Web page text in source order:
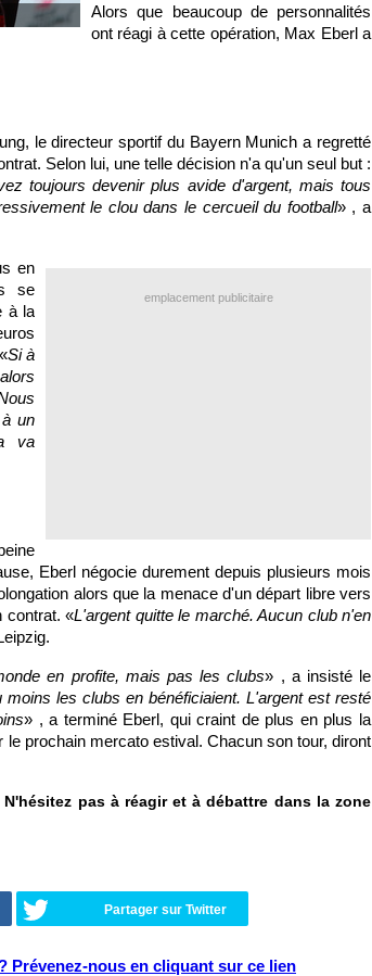
Alors que beaucoup de personnalités
ont réagi à cette opération, Max Eberl a
le directeur sportif du Bayern Munich a regretté
Selon lui, une telle décision n'a qu'un seul but :
toujours devenir plus avide d'argent, mais tous
le clou dans le cercueil du football» , a
emplacement publicitaire
en
se
à la
Si à
un
va
Eberl négocie durement depuis plusieurs mois
alors que la menace d'un départ libre vers
contrat. «L'argent quitte le marché. Aucun club n'en
en profite, mais pas les clubs» , a insisté le
moins les clubs en bénéficiaient. L'argent est resté
» , a terminé Eberl, qui craint de plus en plus la
prochain mercato estival. Chacun son tour, diront
pas à réagir et à débattre dans la zone
Partager sur Twitter
Prévenez-nous en cliquant sur ce lien